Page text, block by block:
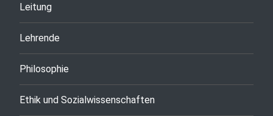
Leitung
Lehrende
Philosophie
Ethik und Sozialwissenschaften